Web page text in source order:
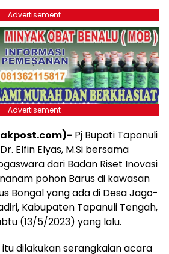
Advertisement
Advertisement
Pj Bupati Tapanuli
Elfin Elyas, M.Si bersama
dari Badan Riset Inovasi
pohon Barus di kawasan
Bongal yang ada di Desa Jago-
Kabupaten Tapanuli Tengah,
(13/5/2023) yang lalu.
dilakukan serangkaian acara